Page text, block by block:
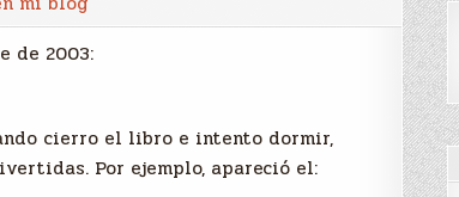
de 2003:
cierro el libro e intento dormir,
Por ejemplo, apareció el: